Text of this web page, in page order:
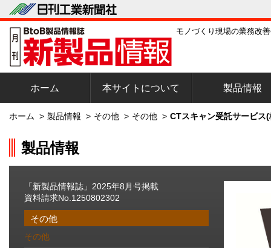
モノづくり現場の業務改
ホーム 本サイトについて 製品情報
ホーム > 製品情報 > その他 > その他 > CTスキャン受託サービス
製品情報
「新製品情報誌」2025年8月号掲載
資料請求No.1250802302
その他
その他